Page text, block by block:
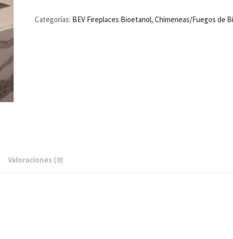
Categorías: BEV Fireplaces Bioetanol,Chimeneas/Fuegos de
Valoraciones (0)